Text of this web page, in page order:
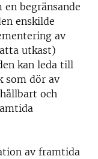
begränsande
enskilde
av
utkast)
kan leda till
som dör av
och
av framtida